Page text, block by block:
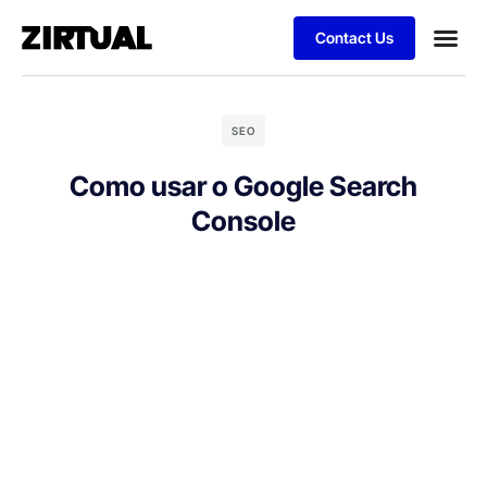
Contact Us
SEO
Como usar o Google Search
Console